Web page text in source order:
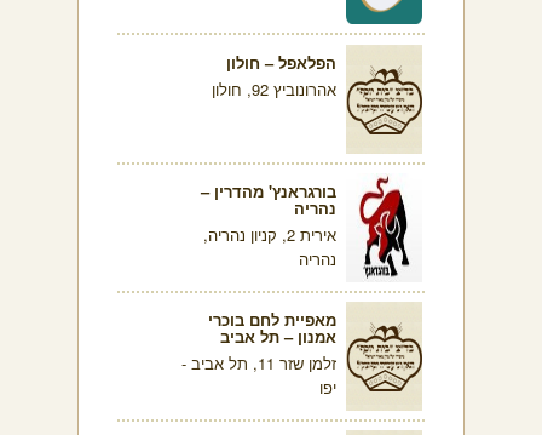
הפלאפל – חולון
אהרונוביץ 92, חולון
בורגראנץ' מהדרין –
נהריה
אירית 2, קניון נהריה,
נהריה
מאפיית לחם בוכרי
אמנון – תל אביב
זלמן שזר 11, תל אביב -
יפו